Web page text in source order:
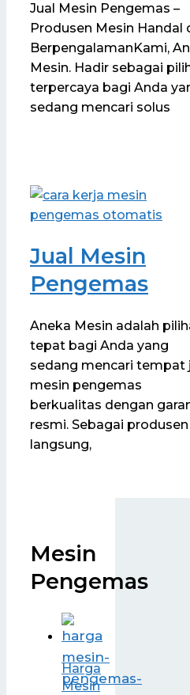
Jual Mesin Pengemas –
Produsen Mesin Handal
BerpengalamanKami,
Mesin. Hadir sebagai
terpercaya bagi Anda
sedang mencari solus
Jual Mesin
Pengemas
Aneka Mesin adalah
tepat bagi Anda yang
sedang mencari tempat
mesin pengemas
berkualitas dengan
resmi. Sebagai produsen
langsung,
Mesin
Pengemas
Harga
Mesin